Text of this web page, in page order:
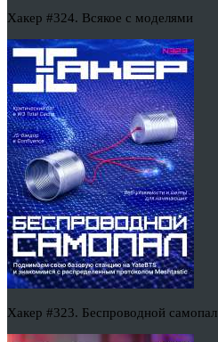
Хакер #324. Всякое с моделями
Хакер #323. Беспроводной самопал